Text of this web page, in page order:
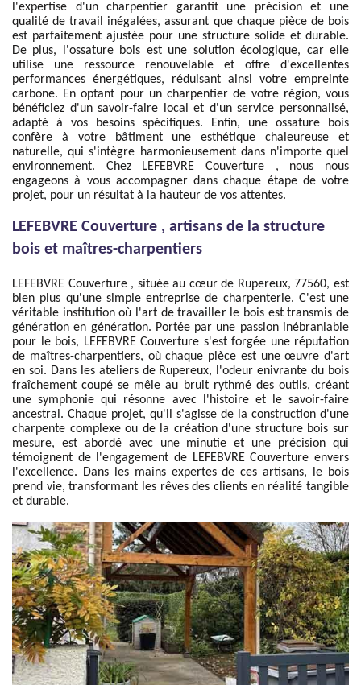
l'expertise d'un charpentier garantit une précision et une
qualité de travail inégalées, assurant que chaque pièce de bois
est parfaitement ajustée pour une structure solide et durable.
De plus, l'ossature bois est une solution écologique, car elle
utilise une ressource renouvelable et offre d'excellentes
performances énergétiques, réduisant ainsi votre empreinte
carbone. En optant pour un charpentier de votre région, vous
bénéficiez d'un savoir-faire local et d'un service personnalisé,
adapté à vos besoins spécifiques. Enfin, une ossature bois
confère à votre bâtiment une esthétique chaleureuse et
naturelle, qui s'intègre harmonieusement dans n'importe quel
environnement. Chez LEFEBVRE Couverture , nous nous
engageons à vous accompagner dans chaque étape de votre
projet, pour un résultat à la hauteur de vos attentes.
LEFEBVRE Couverture , artisans de la structure
bois et maîtres-charpentiers
LEFEBVRE Couverture , située au cœur de Rupereux, 77560, est
bien plus qu'une simple entreprise de charpenterie. C'est une
véritable institution où l'art de travailler le bois est transmis de
génération en génération. Portée par une passion inébranlable
pour le bois, LEFEBVRE Couverture s'est forgée une réputation
de maîtres-charpentiers, où chaque pièce est une œuvre d'art
en soi. Dans les ateliers de Rupereux, l'odeur enivrante du bois
fraîchement coupé se mêle au bruit rythmé des outils, créant
une symphonie qui résonne avec l'histoire et le savoir-faire
ancestral. Chaque projet, qu'il s'agisse de la construction d'une
charpente complexe ou de la création d'une structure bois sur
mesure, est abordé avec une minutie et une précision qui
témoignent de l'engagement de LEFEBVRE Couverture envers
l'excellence. Dans les mains expertes de ces artisans, le bois
prend vie, transformant les rêves des clients en réalité tangible
et durable.